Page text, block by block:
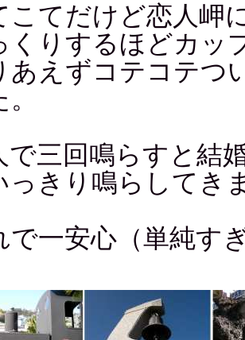
こてだけど恋人岬
くりするほどカッ
あえずコテコテつ
で三回鳴らすと結
っきり鳴らしてき
で一安心（単純す